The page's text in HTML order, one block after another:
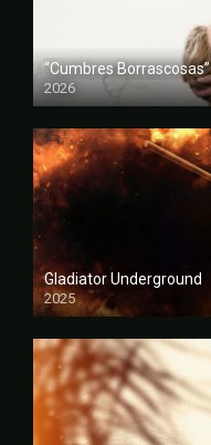
“Cumbres Borrascosas”
2026
FULL HD
Gladiator Underground
2025
FULL HD